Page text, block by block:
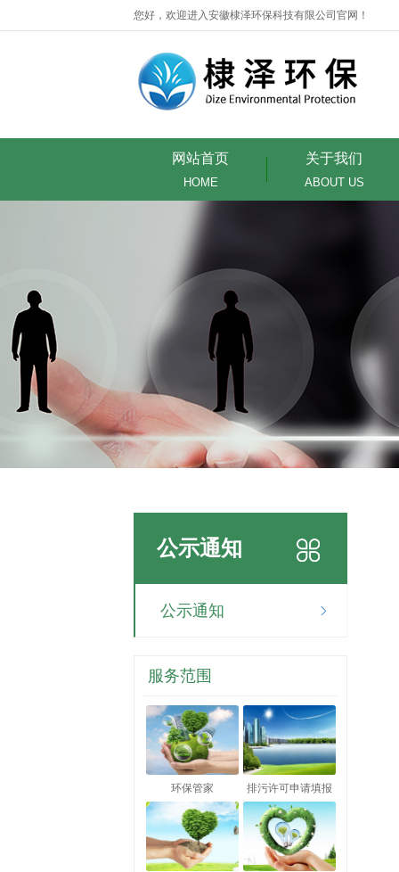
您好，欢迎进入安徽棣泽环保科技有限公司官网！
网站首页
HOME
关于我们
ABOUT US
公示通知
公示通知
服务范围
环保管家 排污许可申请填报